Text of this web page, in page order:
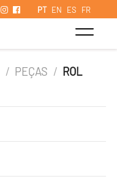
PT EN ES FR
/ PEÇAS / ROL